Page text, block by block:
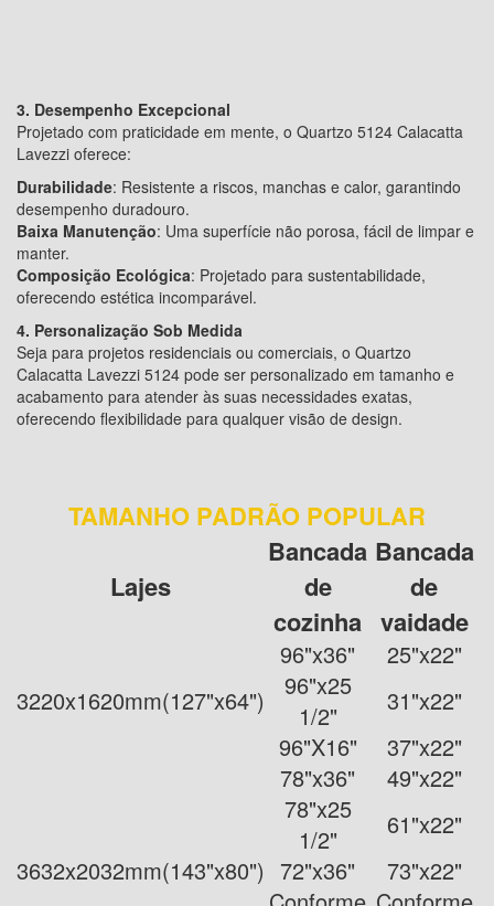
3. Desempenho Excepcional
Projetado com praticidade em mente, o Quartzo 5124 Calacatta
Lavezzi oferece:
Durabilidade: Resistente a riscos, manchas e calor, garantindo
desempenho duradouro.
Baixa Manutenção: Uma superfície não porosa, fácil de limpar e
manter.
Composição Ecológica: Projetado para sustentabilidade,
oferecendo estética incomparável.
4. Personalização Sob Medida
Seja para projetos residenciais ou comerciais, o Quartzo
Calacatta Lavezzi 5124 pode ser personalizado em tamanho e
acabamento para atender às suas necessidades exatas,
oferecendo flexibilidade para qualquer visão de design.
TAMANHO PADRÃO POPULAR
Lajes
Bancada
de
cozinha
Bancada
de
vaidade
3220x1620mm(127"x64")
96"x36"
25"x22"
96"x25
1/2"
31"x22"
96"X16"
37"x22"
3632x2032mm(143"x80")
78"x36"
49"x22"
78"x25
1/2"
61"x22"
72"x36"
73"x22"